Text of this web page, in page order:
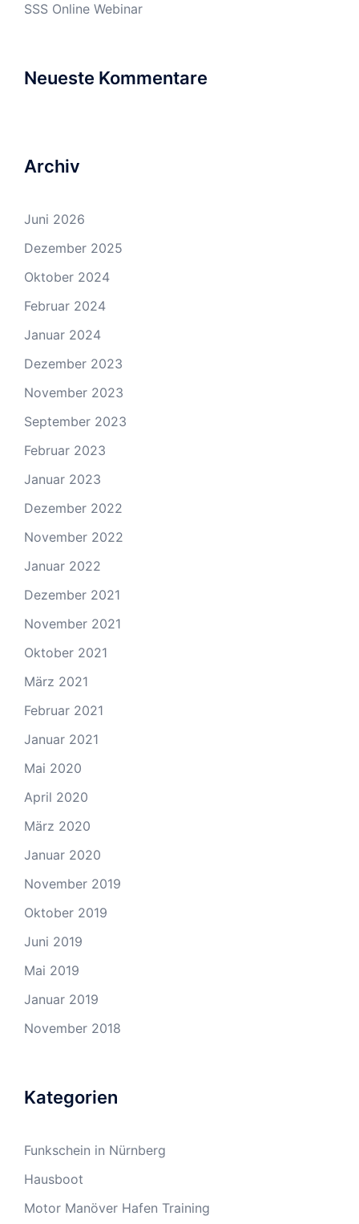
SSS Online Webinar
Neueste Kommentare
Archiv
Juni 2026
Dezember 2025
Oktober 2024
Februar 2024
Januar 2024
Dezember 2023
November 2023
September 2023
Februar 2023
Januar 2023
Dezember 2022
November 2022
Januar 2022
Dezember 2021
November 2021
Oktober 2021
März 2021
Februar 2021
Januar 2021
Mai 2020
April 2020
März 2020
Januar 2020
November 2019
Oktober 2019
Juni 2019
Mai 2019
Januar 2019
November 2018
Kategorien
Funkschein in Nürnberg
Hausboot
Motor Manöver Hafen Training